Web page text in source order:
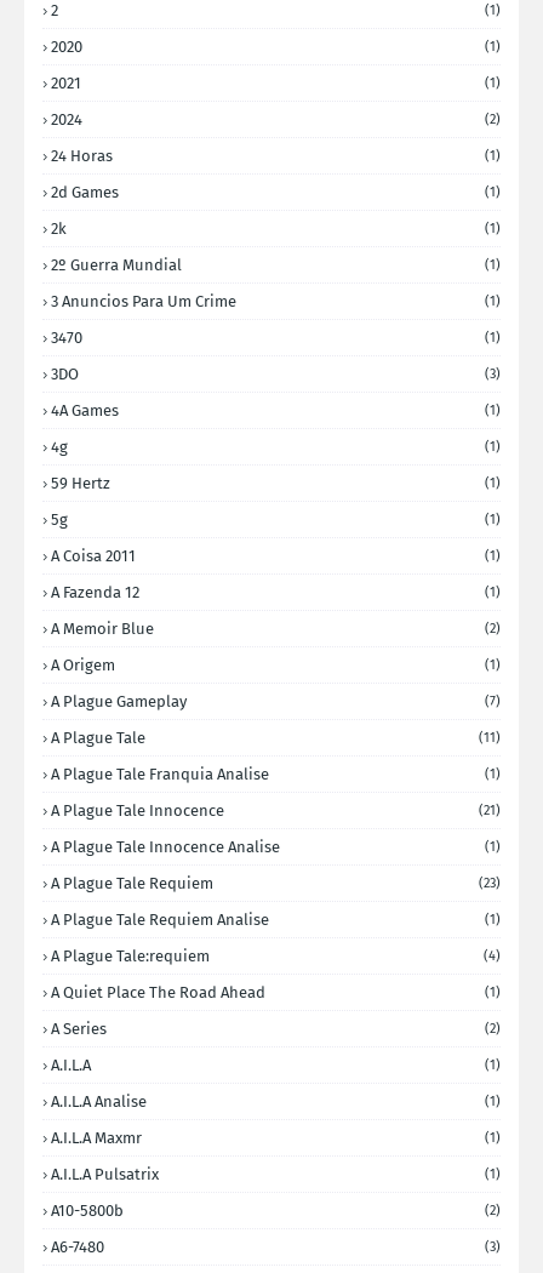
2 (1)
2020 (1)
2021 (1)
2024 (2)
24 Horas (1)
2d Games (1)
2k (1)
2º Guerra Mundial (1)
3 Anuncios Para Um Crime (1)
3470 (1)
3DO (3)
4A Games (1)
4g (1)
59 Hertz (1)
5g (1)
A Coisa 2011 (1)
A Fazenda 12 (1)
A Memoir Blue (2)
A Origem (1)
A Plague Gameplay (7)
A Plague Tale (11)
A Plague Tale Franquia Analise (1)
A Plague Tale Innocence (21)
A Plague Tale Innocence Analise (1)
A Plague Tale Requiem (23)
A Plague Tale Requiem Analise (1)
A Plague Tale:requiem (4)
A Quiet Place The Road Ahead (1)
A Series (2)
A.I.L.A (1)
A.I.L.A Analise (1)
A.I.L.A Maxmr (1)
A.I.L.A Pulsatrix (1)
A10-5800b (2)
A6-7480 (3)